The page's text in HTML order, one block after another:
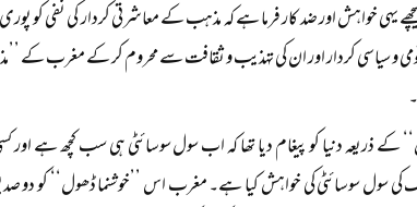
یہی خواہش اور ضد کار فرما ہے کہ مذہب کے معاشرتی کردار کی نفی کو
سیاسی کردار اور ان کی تہذیب و ثقافت سے محروم کر کے مغرب کے
ذریعہ دنیا کو پیغام دیا تھا کہ اب سول سوسائٹی ہی سب کچھ ہے اور
سول سوسائٹی کی خواہش کیا ہے۔ مغرب اس ’’خوشنما ڈھول‘‘ کو دو